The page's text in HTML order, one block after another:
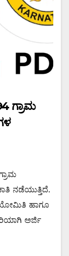
ಗ್ರಾಮ
ನಡೆಯುತ್ತಿದೆ.
ಹಾಗೂ
ಅರ್ಜಿ